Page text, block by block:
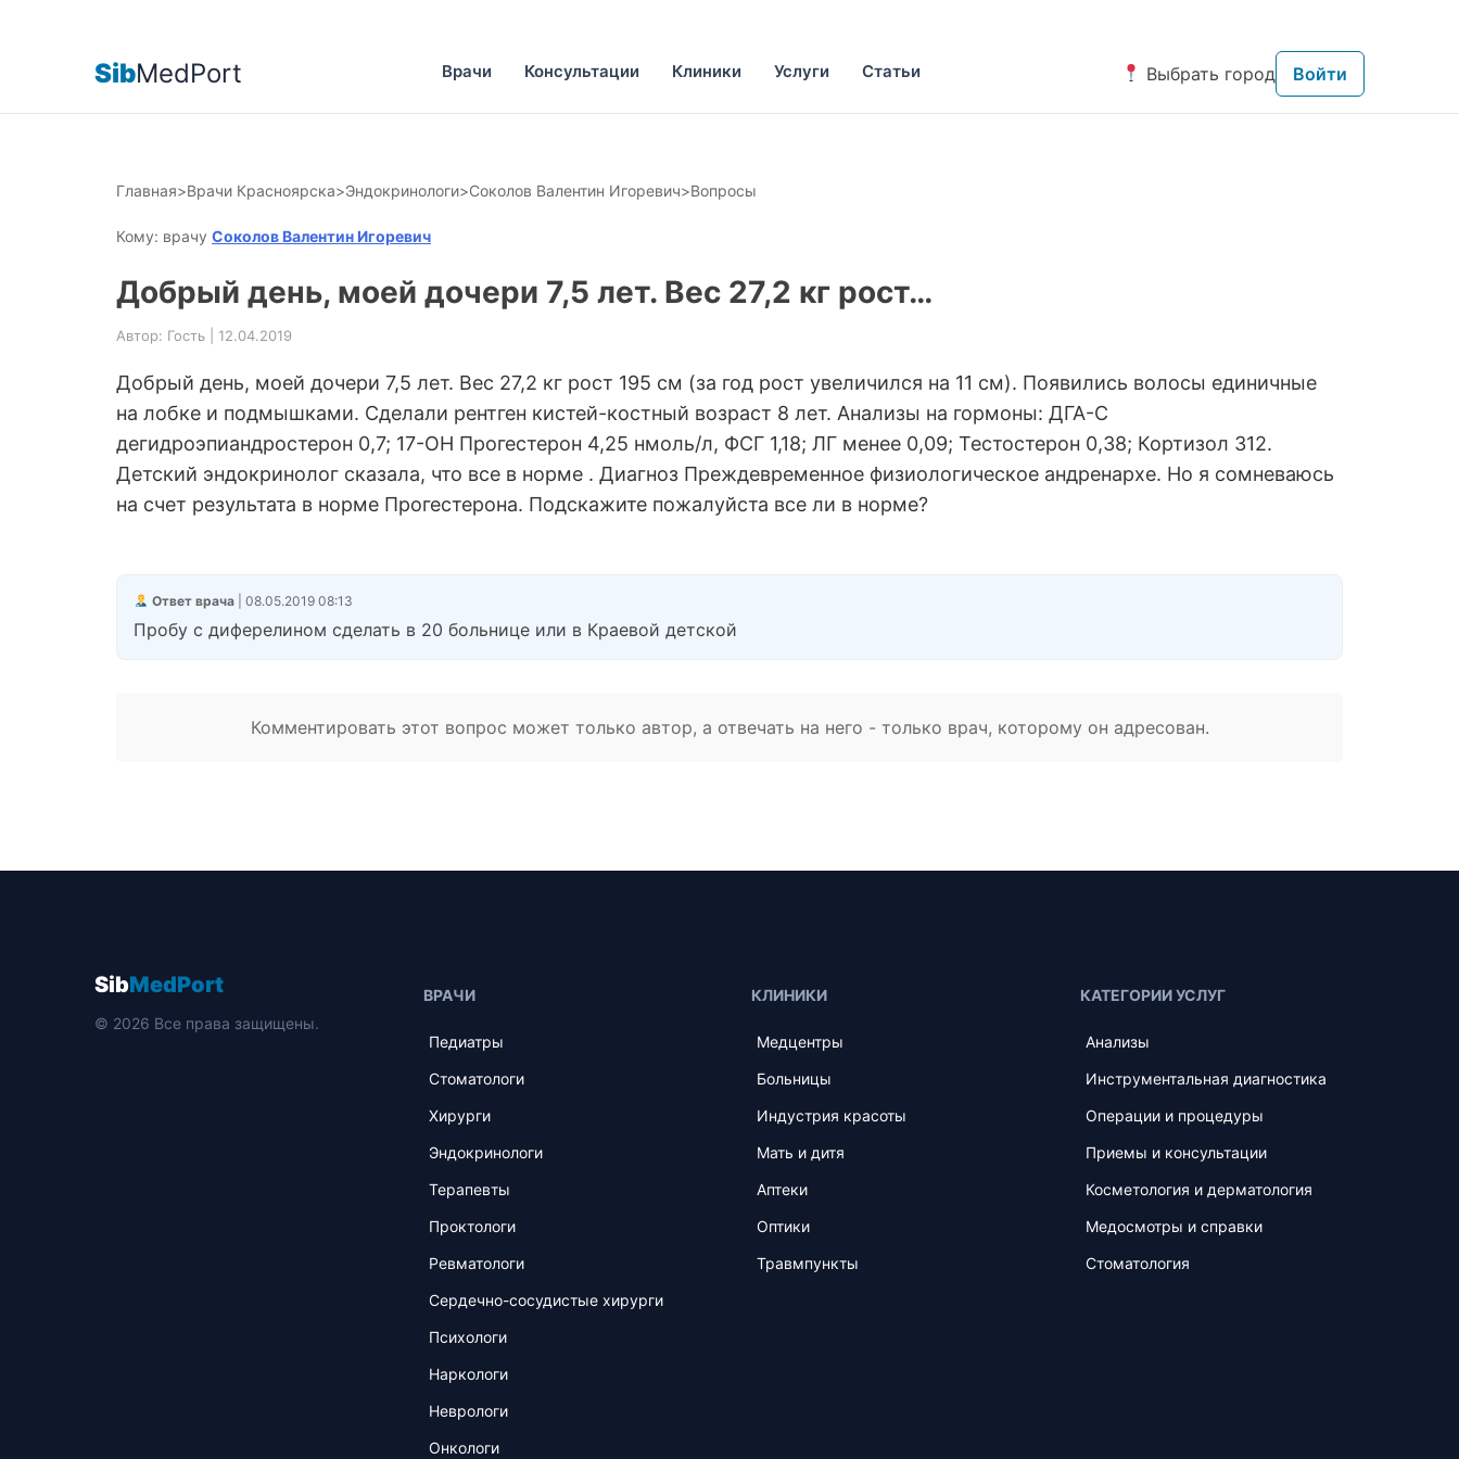
SibMedPort Врачи Консультации Клиники Услуги Статьи Выбрать город Войти
Главная>Врачи Красноярска>Эндокринологи>Соколов Валентин Игоревич>Вопросы
Кому: врачу Соколов Валентин Игоревич
Добрый день, моей дочери 7,5 лет. Вес 27,2 кг рост…
Автор: Гость | 12.04.2019
Добрый день, моей дочери 7,5 лет. Вес 27,2 кг рост 195 см (за год рост увеличился на 11 см). Появились волосы единичные
на лобке и подмышками. Сделали рентген кистей-костный возраст 8 лет. Анализы на гормоны: ДГА-С
дегидроэпиандростерон 0,7; 17-ОН Прогестерон 4,25 нмоль/л, ФСГ 1,18; ЛГ менее 0,09; Тестостерон 0,38; Кортизол 312.
Детский эндокринолог сказала, что все в норме . Диагноз Преждевременное физиологическое андренархе. Но я сомневаюсь
на счет результата в норме Прогестерона. Подскажите пожалуйста все ли в норме?
Ответ врача| 08.05.2019 08:13
Пробу с диферелином сделать в 20 больнице или в Краевой детской
Комментировать этот вопрос может только автор, а отвечать на него - только врач, которому он адресован.
SibMedPort
© 2026 Все права защищены.
ВРАЧИ
Педиатры
Стоматологи
Хирурги
Эндокринологи
Терапевты
Проктологи
Ревматологи
Сердечно-сосудистые хирурги
Психологи
Наркологи
Неврологи
Онкологи
КЛИНИКИ
Медцентры
Больницы
Индустрия красоты
Мать и дитя
Аптеки
Оптики
Травмпункты
КАТЕГОРИИ УСЛУГ
Анализы
Инструментальная диагностика
Операции и процедуры
Приемы и консультации
Косметология и дерматология
Медосмотры и справки
Стоматология